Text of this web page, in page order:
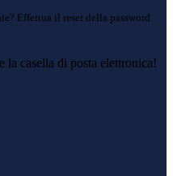
Effettua il reset della password
la casella di posta elettronica!